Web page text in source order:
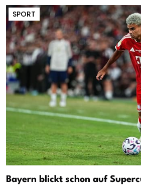
SPORT
Bayern blickt schon auf